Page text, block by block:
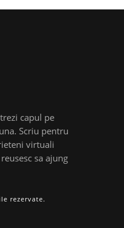
capul pe
Scriu pentru
virtuali
sa ajung
rezervate.